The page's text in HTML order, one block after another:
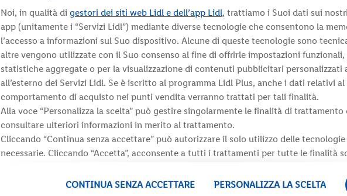
Noi, in qualità di gestori dei siti web Lidl e dell’app Lidl, trattiamo i Suoi dati sui
app (unitamente i “Servizi Lidl”) mediante diverse tecnologie che consentono la
l’accesso a informazioni sul Suo dispositivo. Alcune di queste tecnologie sono
altre vengono utilizzate con il Suo consenso al fine di offrirle impostazioni funzionali,
statistiche aggregate o per la visualizzazione di contenuti pubblicitari personalizzati
all’esterno dei Servizi Lidl. Se è iscritto al programma Lidl Plus, anche i dati relativi al
comportamento di acquisto nei punti vendita verranno trattati per tali finalità.
Alla voce “Personalizza la scelta” può gestire singolarmente le finalità di trattamento
consultare ulteriori informazioni in merito al trattamento.
Cliccando “Continua senza accettare” può autorizzare il solo utilizzo delle
necessarie. Cliccando “Accetta”, acconsente a tutti i trattamenti per tutte le finalità
revocare il consenso prestato in qualsiasi momento con effetto per il futuro, sono
CONTINUA SENZA ACCETTARE PERSONALIZZA LA SCELTA